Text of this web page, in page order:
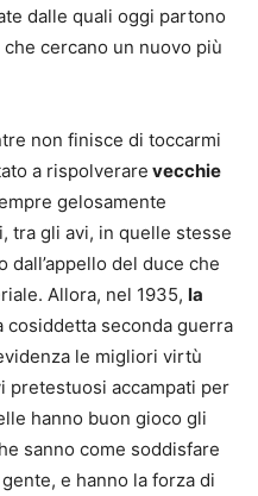
dalle quali oggi partono
cercano un nuovo più
non finisce di toccarmi
a rispolverare vecchie
gelosamente
tra gli avi, in quelle stesse
del duce che
Allora, nel 1935, la
cosiddetta seconda guerra
le migliori virtù
pretestuosi accampati per
hanno buon gioco gli
sanno come soddisfare
e hanno la forza di